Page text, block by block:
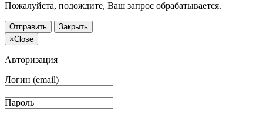
Пожалуйста, подождите, Ваш запрос обрабатывается.
Отправить
Закрыть
×Close
Авторизация
Логин (email)
Пароль